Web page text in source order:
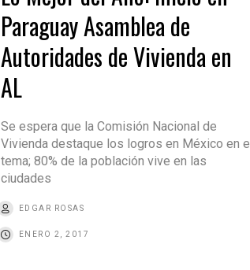
Paraguay Asamblea de
Autoridades de Vivienda en
AL
Se espera que la Comisión Nacional de
Vivienda destaque los logros en México en el
tema; 80% de la población vive en las
ciudades
EDGAR ROSAS
ENERO 2, 2017